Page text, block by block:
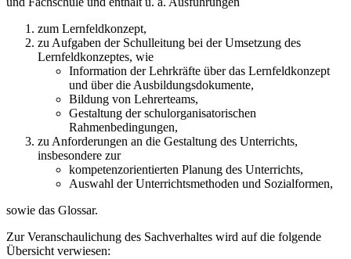
zum Lernfeldkonzept,
zu Aufgaben der Schulleitung bei der Umsetzung des
Lernfeldkonzeptes, wie
Information der Lehrkräfte über das Lernfeldkonzept
und über die Ausbildungsdokumente,
Bildung von Lehrerteams,
Gestaltung der schulorganisatorischen
Rahmenbedingungen,
zu Anforderungen an die Gestaltung des Unterrichts,
insbesondere zur
kompetenzorientierten Planung des Unterrichts,
Auswahl der Unterrichtsmethoden und Sozialformen,
sowie das Glossar.
Zur Veranschaulichung des Sachverhaltes wird auf die folgende
Übersicht verwiesen: